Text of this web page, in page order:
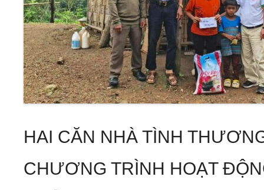
HAI CĂN NHÀ TÌNH
CHƯƠNG TRÌNH HOẠT